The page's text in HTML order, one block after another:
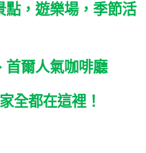
點，遊樂場，季節活
首爾人氣咖啡廳
全都在這裡！